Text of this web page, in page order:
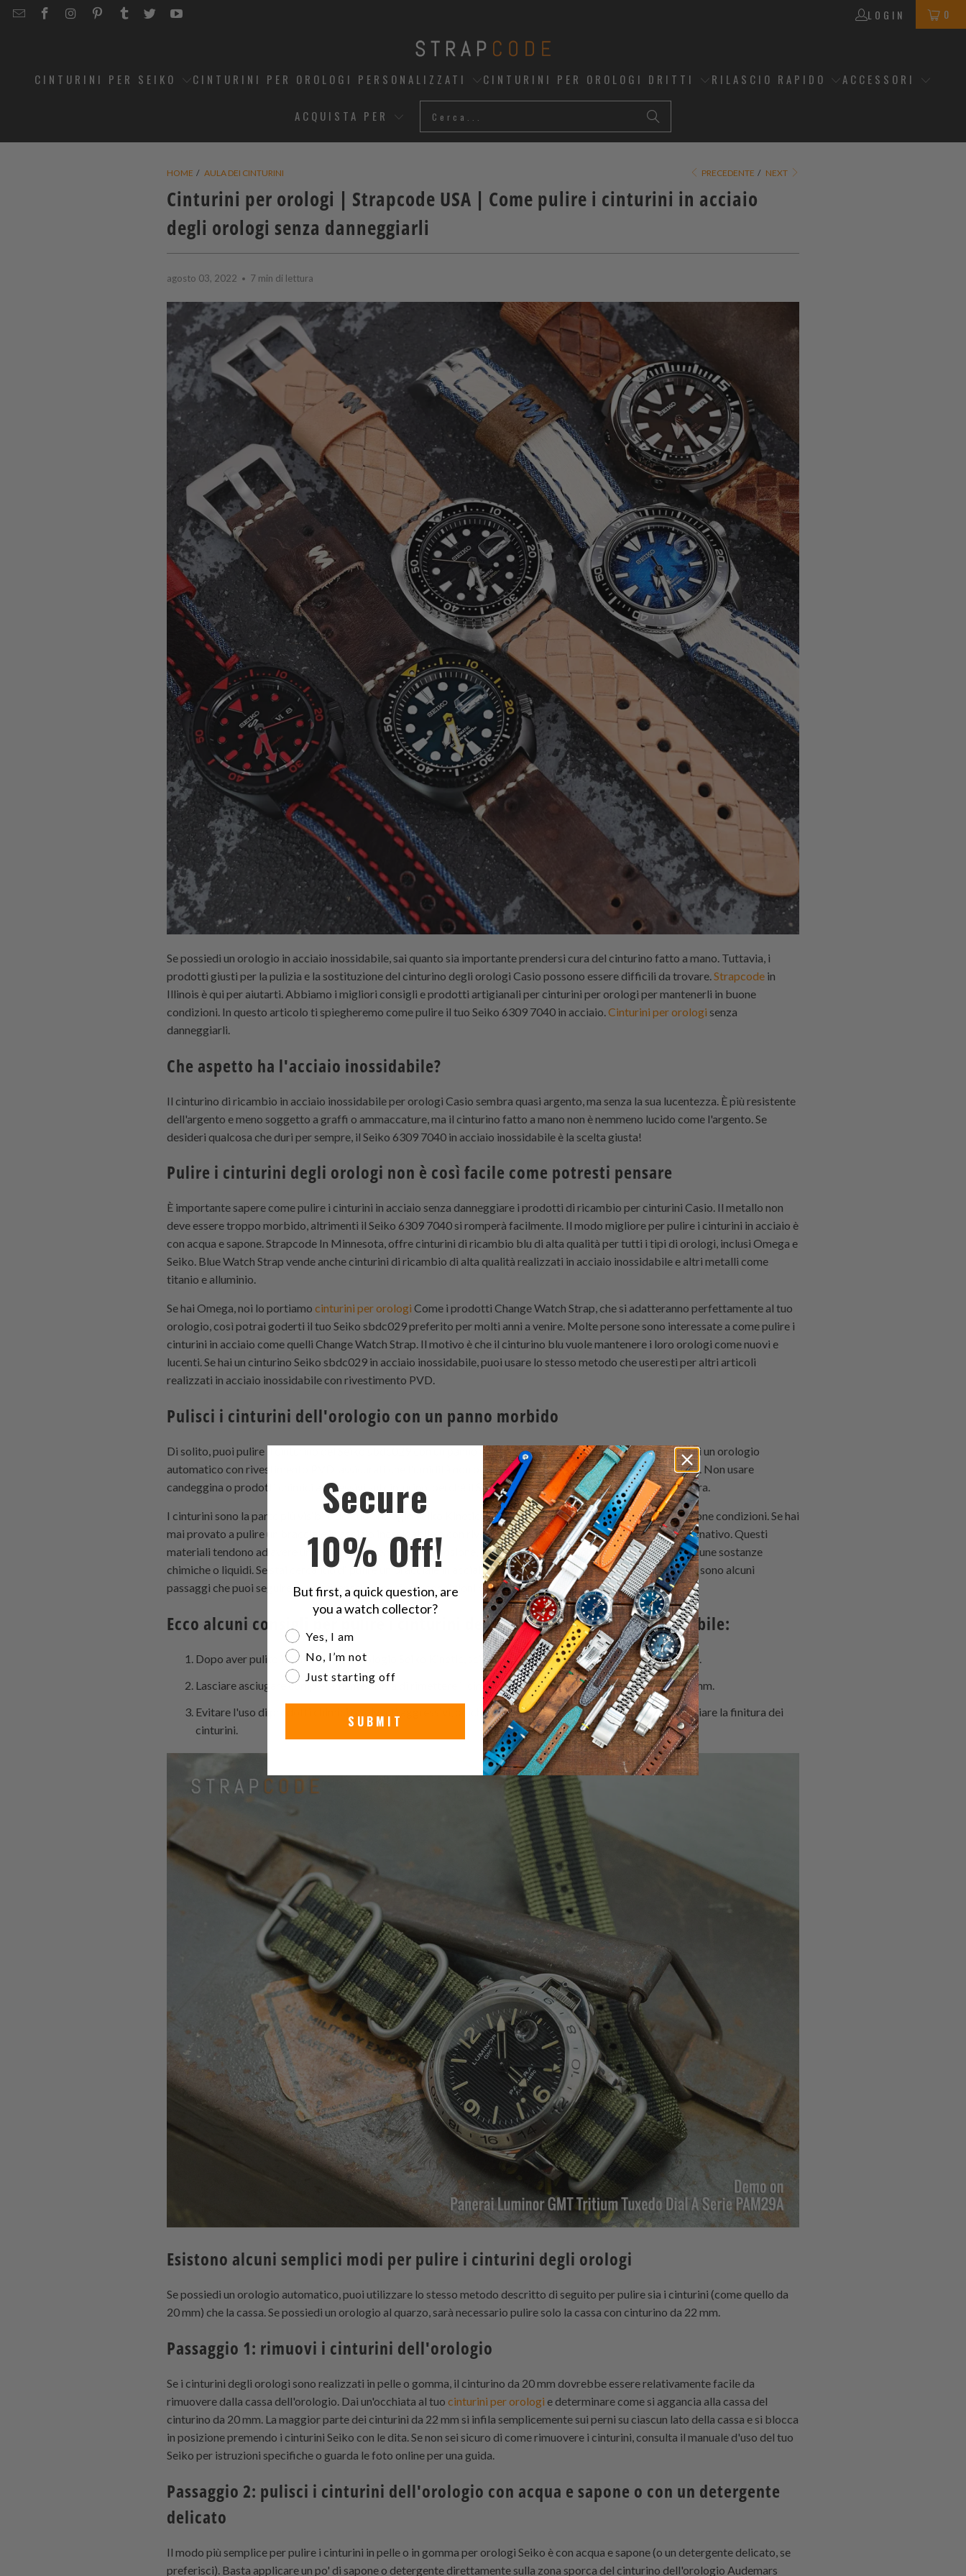
EMAILSTRAPCODE
STRAPCODE
STRAPCODE
STRAPCODE
STRAPCODE
STRAPCODE
LOGIN 0
CINTURINI PER SEIKO CINTURINI PER OROLOGI PERSONALIZZATI CINTURINI PER OROLOGI DRITTI RILASCIO RAPIDO ACCESSORI
ACQUISTA PER
HOME / AULA DEI CINTURINI PRECEDENTE / NEXT
Cinturini per orologi | Strapcode USA | Come pulire i cinturini in acciaio
degli orologi senza danneggiarli
agosto 03, 2022 7 min di lettura
Se possiedi un orologio in acciaio inossidabile, sai quanto sia importante prendersi cura del cinturino fatto a mano. Tuttavia, i
prodotti giusti per la pulizia e la sostituzione del cinturino degli orologi Casio possono essere difficili da trovare. Strapcode in
Illinois è qui per aiutarti. Abbiamo i migliori consigli e prodotti artigianali per cinturini per orologi per mantenerli in buone
condizioni. In questo articolo ti spiegheremo come pulire il tuo Seiko 6309 7040 in acciaio. Cinturini per orologi senza
danneggiarli.
Che aspetto ha l'acciaio inossidabile?
Il cinturino di ricambio in acciaio inossidabile per orologi Casio sembra quasi argento, ma senza la sua lucentezza. È più resistente
dell'argento e meno soggetto a graffi o ammaccature, ma il cinturino fatto a mano non è nemmeno lucido come l'argento. Se
desideri qualcosa che duri per sempre, il Seiko 6309 7040 in acciaio inossidabile è la scelta giusta!
Pulire i cinturini degli orologi non è così facile come potresti pensare
È importante sapere come pulire i cinturini in acciaio senza danneggiare i prodotti di ricambio per cinturini Casio. Il metallo non
deve essere troppo morbido, altrimenti il ​​Seiko 6309 7040 si romperà facilmente. Il modo migliore per pulire i cinturini in acciaio è
con acqua e sapone.Strapcode In Minnesota, offre cinturini di ricambio blu di alta qualità per tutti i tipi di orologi, inclusi Omega e
Seiko. Blue Watch Strap vende anche cinturini di ricambio di alta qualità realizzati in acciaio inossidabile e altri metalli come
titanio e alluminio.
Se hai Omega, noi lo portiamo cinturini per orologi Come i prodotti Change Watch Strap, che si adatteranno perfettamente al tuo
orologio, così potrai goderti il ​​tuo Seiko sbdc029 preferito per molti anni a venire. Molte persone sono interessate a come pulire i
cinturini in acciaio come quelli Change Watch Strap. Il motivo è che il cinturino blu vuole mantenere i loro orologi come nuovi e
lucenti. Se hai un cinturino Seiko sbdc029 in acciaio inossidabile, puoi usare lo stesso metodo che useresti per altri articoli
realizzati in acciaio inossidabile con rivestimento PVD.
Pulisci i cinturini dell'orologio con un panno morbido
Di solito, puoi pulire il cinturino del Seiko sbdc029 con un panno morbido inumidito con acqua o sapone. Se hai un orologio
automatico con rivestimento PVD, assicurati che l'umidità non penetri all'interno della cassa del Seiko Kinetic. Non usare
candeggina o prodotti chimici aggressivi sul cinturino, perché il Seiko Kinetic potrebbe danneggiarne la finitura.
I cinturini sono la parte più visibile del tuo orologio Seiko Kinetic, quindi è importante mantenerli puliti e in buone condizioni. Se hai
mai provato a pulire un bracciale in acciaio inossidabile o con rivestimento PVD oro, sai che può essere impegnativo. Questi
materiali tendono ad avere un'elevata resistenza alla corrosione, ma il bracciale può comunque reagire con alcune sostanze
chimiche o liquidi. Se stai cercando di pulire un bracciale in acciaio inossidabile di un orologio Seiko Kinetic, ci sono alcuni
passaggi che puoi seguire per mantenerlo in perfette condizioni per gli anni a venire.
Ecco alcuni consigli per pulire i cinturini degli orologi in acciaio inossidabile:
Dopo aver pulito il cinturino dell'orologio Seiko Kinetic, sciacquarlo abbondantemente con acqua dolce.
Lasciare asciugare completamente prima di rimettere il cinturino al polso o di riporre il cinturino da 22 mm.
Evitare l'uso di prodotti chimici o solventi aggressivi, poiché l'orologio Seiko Kinetic potrebbe danneggiare la finitura dei
cinturini.
Esistono alcuni semplici modi per pulire i cinturini degli orologi
Se possiedi un orologio automatico, puoi utilizzare lo stesso metodo descritto di seguito per pulire sia i cinturini (come quello da
20 mm) che la cassa. Se possiedi un orologio al quarzo, sarà necessario pulire solo la cassa con cinturino da 22 mm.
Passaggio 1: rimuovi i cinturini dell'orologio
Se i cinturini degli orologi sono realizzati in pelle o gomma, il cinturino da 20 mm dovrebbe essere relativamente facile da
rimuovere dalla cassa dell'orologio. Dai un'occhiata al tuo cinturini per orologi e determinare come si aggancia alla cassa del
cinturino da 20 mm. La maggior parte dei cinturini da 22 mm si infila semplicemente sui perni su ciascun lato della cassa e si blocca
in posizione premendo i cinturini Seiko con le dita. Se non sei sicuro di come rimuovere i cinturini, consulta il manuale d'uso del tuo
Seiko per istruzioni specifiche o guarda le foto online per una guida.
Passaggio 2: pulisci i cinturini dell'orologio con acqua e sapone o con un detergente
delicato
Il modo più semplice per pulire i cinturini in pelle o in gomma per orologi Seiko è con acqua e sapone (o un detergente delicato, se
preferisci). Basta applicare un po' di sapone o detergente direttamente sulla zona sporca del cinturino dell'orologio Audemars
Secure
10% Off!
But first, a quick question, are
you a watch collector?
Are you a watch collector?
Yes, I am
No, I’m not
Just starting off
SUBMIT